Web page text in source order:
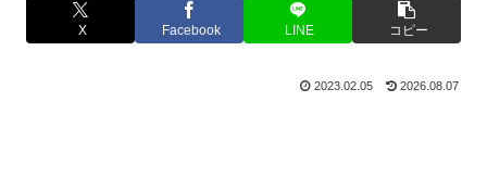
X Facebook LINE コピー
2023.02.05 2026.08.07